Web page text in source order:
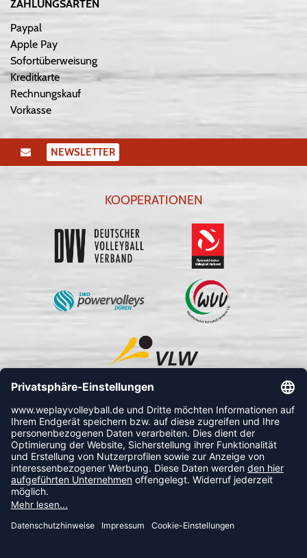
ZAHLUNGSARTEN
Paypal
Apple Pay
Sofortüberweisung
Kreditkarte
Rechnungskauf
Vorkasse
NEWSLETTER
KOOPERATIONEN
FOLLOW US